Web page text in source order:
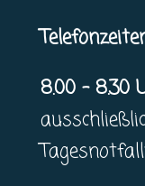
8.00 – 8.30